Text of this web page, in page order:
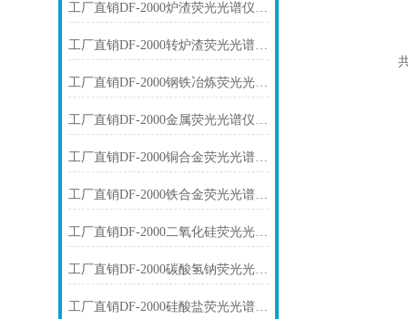
工厂直销DF-2000炉渣荧光光谱仪技术参数
工厂直销DF-2000转炉渣荧光光谱仪技术参数
工厂直销DF-2000钢铁冶炼荧光光谱仪技术参数
工厂直销DF-2000金属荧光光谱仪技术参数
工厂直销DF-2000铜合金荧光光谱仪技术参数
工厂直销DF-2000铁合金荧光光谱仪技术参数
工厂直销DF-2000二氧化硅荧光光谱仪技术参数
工厂直销DF-2000碳酸氢钠荧光光谱仪技术参数
工厂直销DF-2000硅酸盐荧光光谱仪技术参数